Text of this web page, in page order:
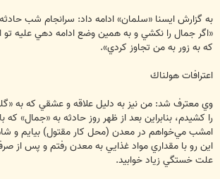
به گزارش ايسنا «سلمان» ادامه داد: سرانجام شب
«اگر جمال را نكشي و به همين وضع ادامه دهي عليه
كه به زور به من تجاوز كردي».
اعترافات هولناك
وي معترف شد: من نيز به دليل علاقه و عشقي كه به
را كشيدم، بنابراين بعد از ظهر روز حادثه به «جمال»
امشب مي‌خواهم در معدن (محل كار مقتول) بيايم و
اين رو با مقداري مواد غذايي به معدن رفتم و پس از
علت خستگي زياد خوابيد.